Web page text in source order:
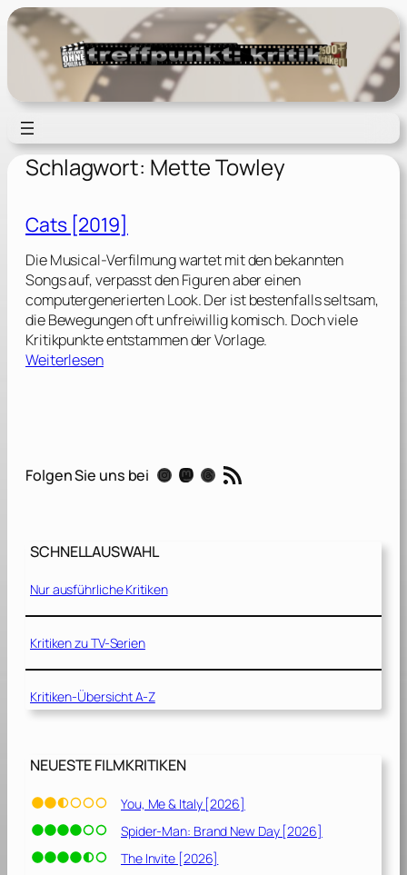
Zum
Inhalt
springen
Schlagwort: Mette Towley
Cats [2019]
Die Musical-Verfilmung wartet mit den bekannten
Songs auf, verpasst den Figuren aber einen
computergenerierten Look. Der ist bestenfalls seltsam,
die Bewegungen oft unfreiwillig komisch. Doch viele
Kritikpunkte entstammen der Vorlage.
Weiterlesen:
2
]
Folgen Sie uns bei Instagram Mastodon Threads RSS-Feed
SCHNELLAUSWAHL
Nur ausführliche Kritiken
Kritiken zu TV-Serien
Kritiken-Übersicht A-Z
NEUESTE FILMKRITIKEN
You, Me & Italy [2026]
Spider-Man: Brand New Day [2026]
The Invite [2026]